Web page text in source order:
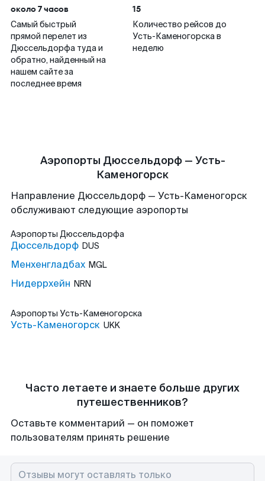
около 7 часов
Самый быстрый
прямой перелет из
Дюссельдорфа туда и
обратно, найденный на
нашем сайте за
последнее время
15
Количество рейсов до
Усть-Каменогорска в
неделю
Аэропорты Дюссельдорф — Усть-
Каменогорск
Направление Дюссельдорф — Усть-Каменогорск
обслуживают следующие аэропорты
Аэропорты Дюссельдорфа
Дюссельдорф DUS
Менхенгладбах MGL
Нидеррхейн NRN
Аэропорты Усть-Каменогорска
Усть-Каменогорск UKK
Часто летаете и знаете больше других
путешественников?
Оставьте комментарий — он поможет
пользователям принять решение